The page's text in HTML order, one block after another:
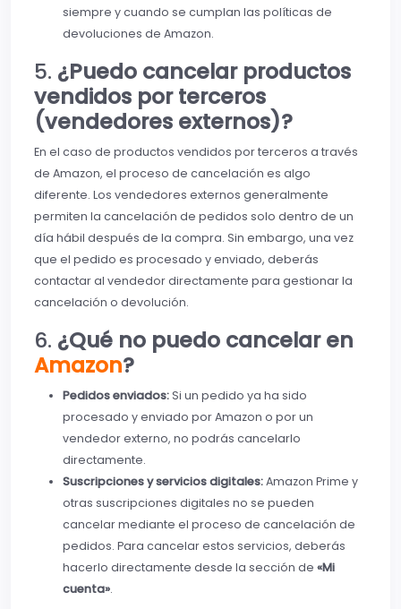
siempre y cuando se cumplan las políticas de
devoluciones de Amazon.
5. ¿Puedo cancelar productos
vendidos por terceros
(vendedores externos)?
En el caso de productos vendidos por terceros a través
de Amazon, el proceso de cancelación es algo
diferente. Los vendedores externos generalmente
permiten la cancelación de pedidos solo dentro de un
día hábil después de la compra. Sin embargo, una vez
que el pedido es procesado y enviado, deberás
contactar al vendedor directamente para gestionar la
cancelación o devolución.
6. ¿Qué no puedo cancelar en
Amazon?
Pedidos enviados:Si un pedido ya ha sido
procesado y enviado por Amazon o por un
vendedor externo, no podrás cancelarlo
directamente.
Suscripciones y servicios digitales:Amazon Prime y
otras suscripciones digitales no se pueden
cancelar mediante el proceso de cancelación de
pedidos. Para cancelar estos servicios, deberás
hacerlo directamente desde la sección de «Mi
cuenta».